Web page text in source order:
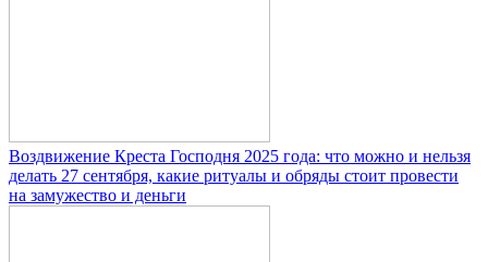
Воздвижение Креста Господня 2025 года: что можно и нельзя
делать 27 сентября, какие ритуалы и обряды стоит провести
на замужество и деньги